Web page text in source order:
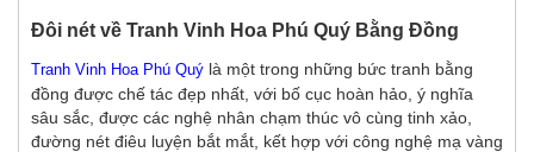
Đôi nét về Tranh Vinh Hoa Phú Quý Bằng Đồng
Tranh Vinh Hoa Phú Quý là một trong những bức tranh bằng
đồng được chế tác đẹp nhất, với bố cục hoàn hảo, ý nghĩa
sâu sắc, được các nghệ nhân chạm thúc vô cùng tinh xảo,
đường nét điêu luyện bắt mắt, kết hợp với công nghệ mạ vàng